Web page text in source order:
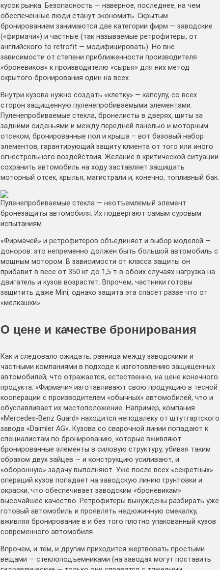
кусок рынка. Безопасность — наверное, последнее, на чем
обеспеченные люди станут экономить. Скрытым
бронированием занимаются две категории фирм — заводские
(«фирмачи») и частные (так называемые ретрофитеры, от
английского to retrofit — модифицировать). Но вне
зависимости от степени приближенности производителя
«броневиков» к производителю «сырья» для них метод
скрытого бронирования один на всех.
Внутри кузова нужно создать «клетку» — капсулу, со всех
сторон защищенную пуленепробиваемыми элементами.
Пуленепробиваемые стекла, бронелисты в дверях, щиты за
задними сиденьями и между передней панелью и моторным
отсеком, бронированные пол и крыша – вот базовый набор
элементов, гарантирующий защиту клиента от того или иного
огнестрельного воздействия. Желание в критической ситуации
сохранить автомобиль на ходу заставляет защищать
моторный отсек, крылья, магистрали и, конечно, топливный бак.
Пуленепробиваемые стекла — неотъемлемый элемент
бронезащиты автомобиля. Их подвергают самым суровым
испытаниям
«Фирмачей» и ретрофитеров объединяет и выбор моделей —
доноров: это непременно должен быть большой автомобиль с
мощным мотором. В зависимости от класса защиты он
прибавит в весе от 350 кг до 1,5 т-в обоих случаях нагрузка на
двигатель и кузов возрастет. Впрочем, частники готовы
защитить даже Mini, однако защита эта спасет разве что от
«мелкашки».
О цене и качестве бронирования
Как и следовало ожидать, разница между заводскими и
частными компаниями в подходе к изготовлению защищенных
автомобилей, что отражается, естественно, на цене конечного
продукта. «Фирмачи» изготавливают свою продукцию в тесной
кооперации с производителем «обычных» автомобилей, что и
обуславливает их местоположение. Например, компания
«Mercedes-Benz Guard» находится неподалеку от штутгартского
завода «Daimler AG». Кузова со сварочной линии попадают к
специалистам по бронированию‚ которые вживляют
бронированные элементы в силовую структуру, убивая таким
образом двух зайцев — и конструкцию усиливают, и
«оборонную» задачу выполняют. Уже после всех «секретных»
операций кузов попадает на заводскую линию грунтовки и
окраски, что обеспечивает заводским «броневикам»
высочайшее качество. Ретрофитеры вынуждены разбирать уже
готовый автомобиль и проявлять недюжинную смекалку,
вживляя бронирование в и без того плотно упакованный кузов
современного автомобиля.
Впрочем, и тем, и другим приходится жертвовать простыми
вещами — стеклоподъемниками (на заводах могут поставить